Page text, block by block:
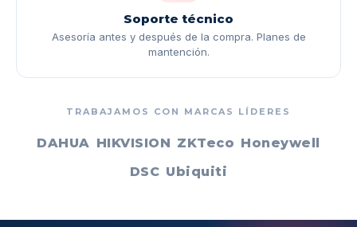
Soporte técnico
Asesoría antes y después de la compra. Planes de
mantención.
TRABAJAMOS CON MARCAS LÍDERES
DAHUA HIKVISION ZKTeco Honeywell
DSC Ubiquiti